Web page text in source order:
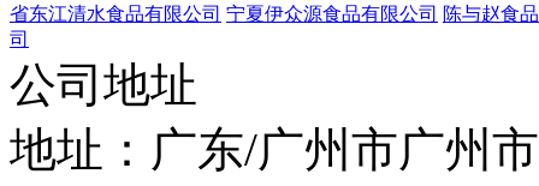
省东江清水食品有限公司 宁夏伊众源食品有限公司 陈与赵食
司
公司地址
地址：广东/广州市广州